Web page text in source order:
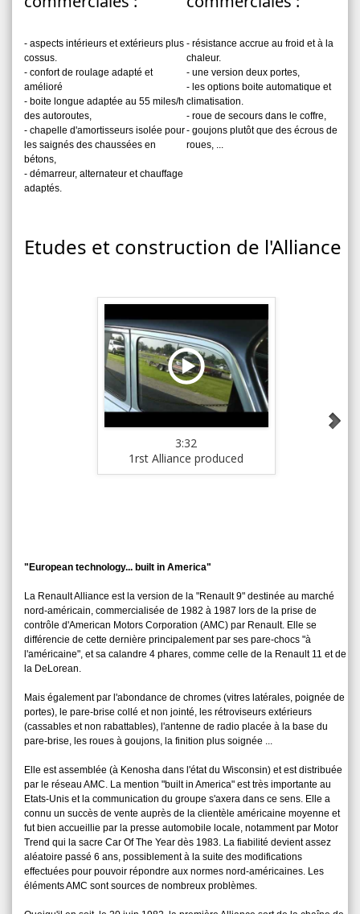
- aspects intérieurs et extérieurs plus
cossus.
- confort de roulage adapté et
amélioré
- boite longue adaptée au 55 miles/h
des autoroutes,
- chapelle d'amortisseurs isolée pour
les saignés des chaussées en
bétons,
- démarreur, alternateur et chauffage
adaptés.
- résistance accrue au froid et à la
chaleur.
- une version deux portes,
- les options boite automatique et
climatisation.
- roue de secours dans le coffre,
- goujons plutôt que des écrous de
roues, ...
Etudes et construction de l'Alliance
3:32
1rst Alliance produced
"European technology... built in America"
La Renault Alliance est la version de la "Renault 9" destinée au marché
nord-américain, commercialisée de 1982 à 1987 lors de la prise de
contrôle d'American Motors Corporation (AMC) par Renault. Elle se
différencie de cette dernière principalement par ses pare-chocs "à
l'américaine", et sa calandre 4 phares, comme celle de la Renault 11 et de
la DeLorean.
Mais également par l'abondance de chromes (vitres latérales, poignée de
portes), le pare-brise collé et non jointé, les rétroviseurs extérieurs
(cassables et non rabattables), l'antenne de radio placée à la base du
pare-brise, les roues à goujons, la finition plus soignée ...
Elle est assemblée (à Kenosha dans l'état du Wisconsin) et est distribuée
par le réseau AMC. La mention "built in America" est très importante au
Etats-Unis et la communication du groupe s'axera dans ce sens. Elle a
connu un succès de vente auprès de la clientèle américaine moyenne et
fut bien accueillie par la presse automobile locale, notamment par Motor
Trend qui la sacre Car Of The Year dès 1983. La fiabilité devient assez
aléatoire passé 6 ans, possiblement à la suite des modifications
effectuées pour pouvoir répondre aux normes nord-américaines. Les
éléments AMC sont sources de nombreux problèmes.